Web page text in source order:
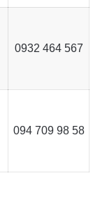
0932 464 567
094 709 98 58